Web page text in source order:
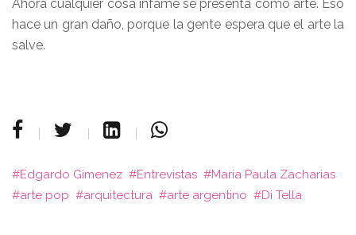
Ahora cualquier cosa infame se presenta como arte. Eso
hace un gran daño, porque la gente espera que el arte la
salve.
Edgardo Gimenez Entrevistas
Maria Paula Zacharias
arte pop
arquitectura arte argentino Di Tella